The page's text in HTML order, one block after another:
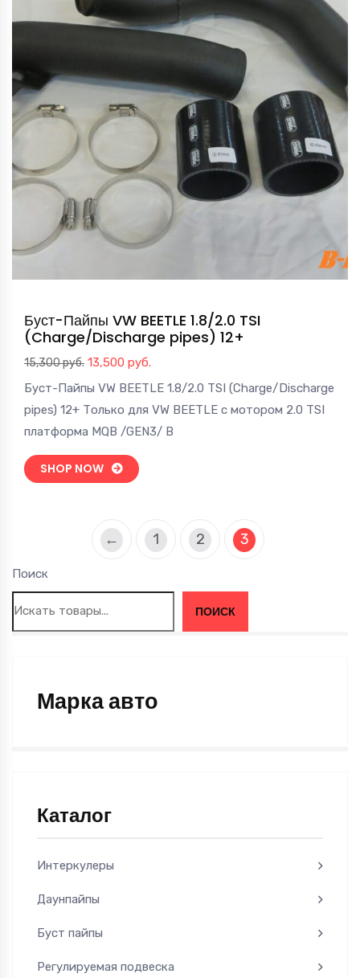
Поиск
ПОИСК
Марка авто
Каталог
Интеркулеры
Даунпайпы
Буст пайпы
Регулируемая подвеска
Буст-Пайпы VW BEETLE 1.8/2.0 TSI
(Charge/Discharge pipes) 12+
15,300руб. Первоначальная
цена
составляла
15,300 руб..
13,500 руб.
цена:
13,500 руб..
Буст-Пайпы VW BEETLE 1.8/2.0 TSI (Charge/Discharge
pipes) 12+ Только для VW BEETLE с мотором 2.0 TSI
платформа MQB /GEN3/ В
SHOP NOW
← 1 2 3